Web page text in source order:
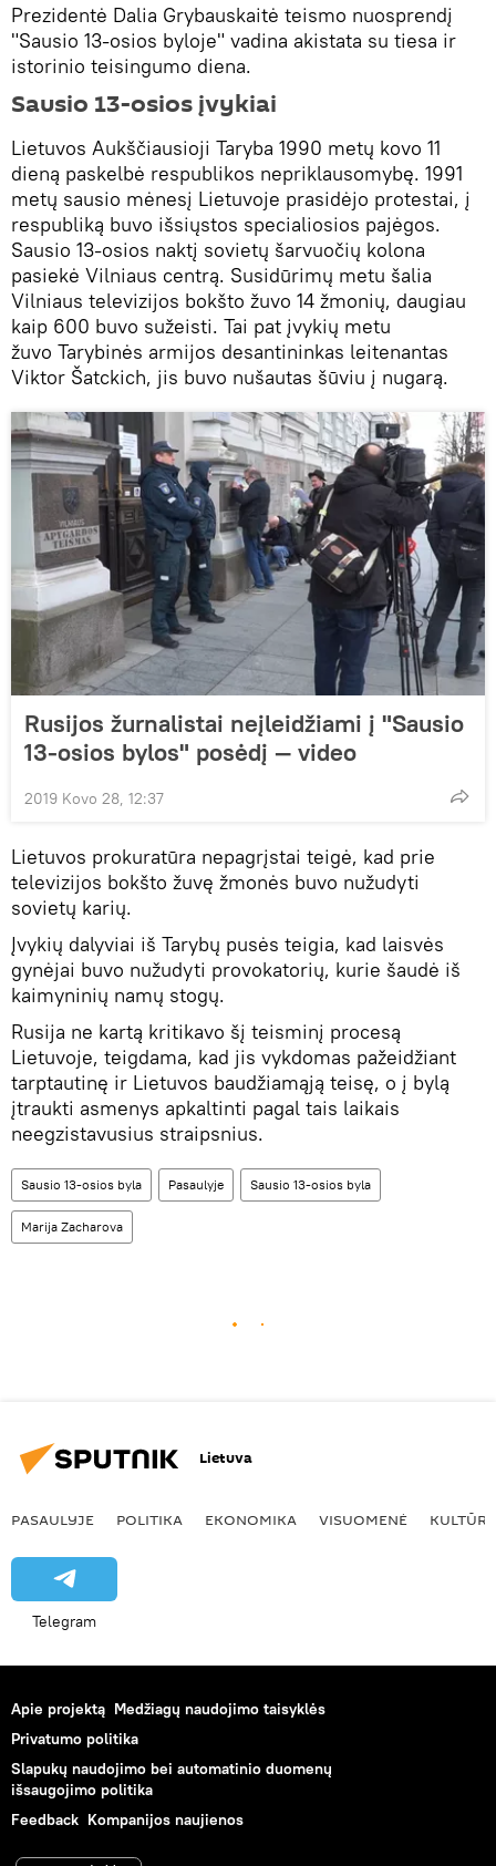
Prezidentė Dalia Grybauskaitė teismo nuosprendį
"Sausio 13-osios byloje" vadina akistata su tiesa ir
istorinio teisingumo diena.
Sausio 13-osios įvykiai
Lietuvos Aukščiausioji Taryba 1990 metų kovo 11
dieną paskelbė respublikos nepriklausomybę. 1991
metų sausio mėnesį Lietuvoje prasidėjo protestai, į
respubliką buvo išsiųstos specialiosios pajėgos.
Sausio 13-osios naktį sovietų šarvuočių kolona
pasiekė Vilniaus centrą. Susidūrimų metu šalia
Vilniaus televizijos bokšto žuvo 14 žmonių, daugiau
kaip 600 buvo sužeisti. Tai pat įvykių metu
žuvo Tarybinės armijos desantininkas leitenantas
Viktor Šatckich, jis buvo nušautas šūviu į nugarą.
Rusijos žurnalistai neįleidžiami į "Sausio
13-osios bylos" posėdį — video
2019 Kovo 28, 12:37
Lietuvos prokuratūra nepagrįstai teigė, kad prie
televizijos bokšto žuvę žmonės buvo nužudyti
sovietų karių.
Įvykių dalyviai iš Tarybų pusės teigia, kad laisvės
gynėjai buvo nužudyti provokatorių, kurie šaudė iš
kaimyninių namų stogų.
Rusija ne kartą kritikavo šį teisminį procesą
Lietuvoje, teigdama, kad jis vykdomas pažeidžiant
tarptautinę ir Lietuvos baudžiamąją teisę, o į bylą
įtraukti asmenys apkaltinti pagal tais laikais
neegzistavusius straipsnius.
Sausio 13-osios byla Pasaulyje Sausio 13-osios byla
Marija Zacharova
Lietuva
PASAULYJE POLITIKA EKONOMIKA VISUOMENĖ KULTŪRA
Telegram
Apie projektą Medžiagų naudojimo taisyklės
Privatumo politika
Slapukų naudojimo bei automatinio duomenų
išsaugojimo politika
Feedback Kompanijos naujienos